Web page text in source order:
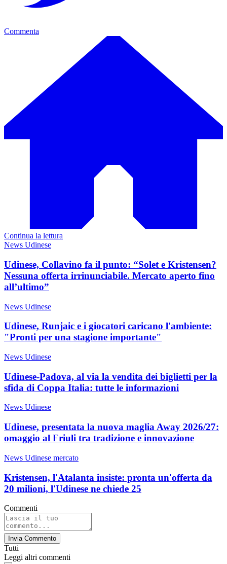
Commenta
Continua la lettura
News Udinese
Udinese, Collavino fa il punto: “Solet e Kristensen?
Nessuna offerta irrinunciabile. Mercato aperto fino
all’ultimo”
News Udinese
Udinese, Runjaic e i giocatori caricano l'ambiente:
"Pronti per una stagione importante"
News Udinese
Udinese-Padova, al via la vendita dei biglietti per la
sfida di Coppa Italia: tutte le informazioni
News Udinese
Udinese, presentata la nuova maglia Away 2026/27:
omaggio al Friuli tra tradizione e innovazione
News Udinese mercato
Kristensen, l'Atalanta insiste: pronta un'offerta da
20 milioni, l'Udinese ne chiede 25
Commenti
Invia Commento
Tutti
Leggi altri commenti